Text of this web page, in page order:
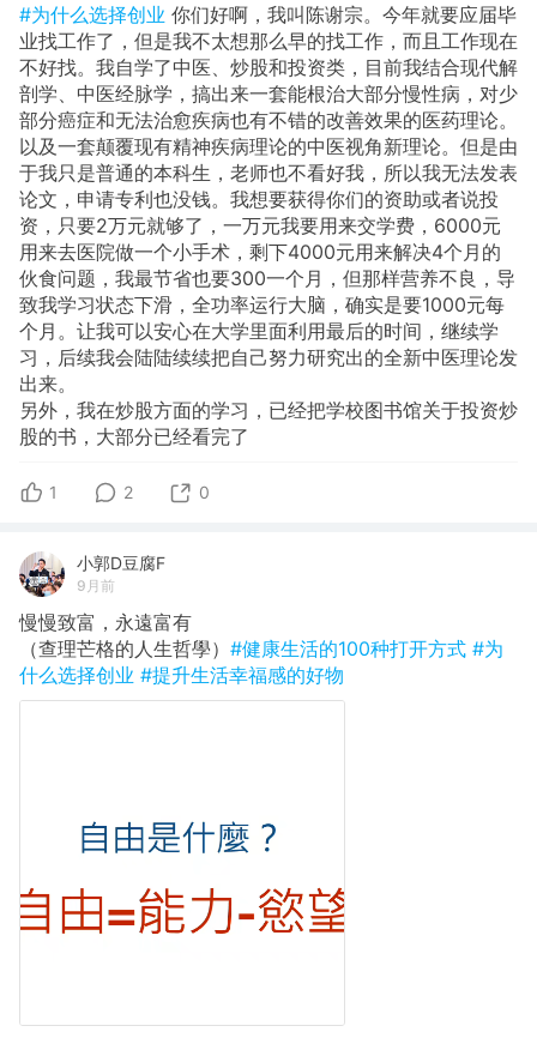
#为什么选择创业 你们好啊，我叫陈谢宗。今年就要应届毕
业找工作了，但是我不太想那么早的找工作，而且工作现在
不好找。我自学了中医、炒股和投资类，目前我结合现代解
剖学、中医经脉学，搞出来一套能根治大部分慢性病，对少
部分癌症和无法治愈疾病也有不错的改善效果的医药理论。
以及一套颠覆现有精神疾病理论的中医视角新理论。但是由
于我只是普通的本科生，老师也不看好我，所以我无法发表
论文，申请专利也没钱。我想要获得你们的资助或者说投
资，只要2万元就够了，一万元我要用来交学费，6000元
用来去医院做一个小手术，剩下4000元用来解决4个月的
伙食问题，我最节省也要300一个月，但那样营养不良，导
致我学习状态下滑，全功率运行大脑，确实是要1000元每
个月。让我可以安心在大学里面利用最后的时间，继续学
习，后续我会陆陆续续把自己努力研究出的全新中医理论发
出来。
另外，我在炒股方面的学习，已经把学校图书馆关于投资炒
股的书，大部分已经看完了
1 2 0
小郭D豆腐F
9月前
慢慢致富，永遠富有
（查理芒格的人生哲學） #健康生活的100种打开方式 #为
什么选择创业 #提升生活幸福感的好物